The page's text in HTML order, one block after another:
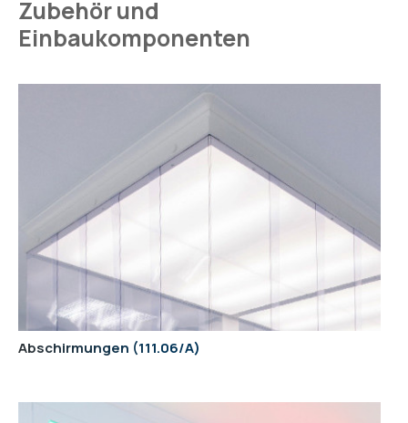
Zubehör und
Einbaukomponenten
Abschirmungen 111.06/A